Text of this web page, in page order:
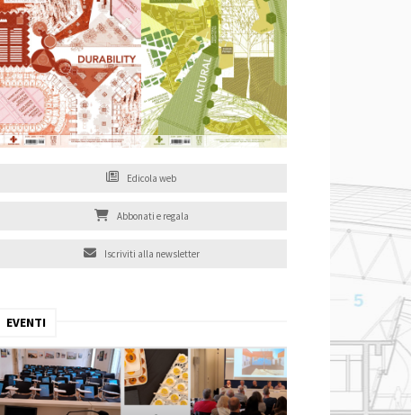
Edicola web
Abbonati e regala
Iscriviti alla newsletter
EVENTI